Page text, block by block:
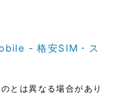
- 格安SIM・ス
とは異なる場合があり